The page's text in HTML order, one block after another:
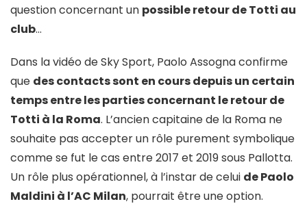
question concernant un possible retour de Totti au
club…
Dans la vidéo de Sky Sport, Paolo Assogna confirme
que des contacts sont en cours depuis un certain
temps entre les parties concernant le retour de
Totti à la Roma. L’ancien capitaine de la Roma ne
souhaite pas accepter un rôle purement symbolique
comme se fut le cas entre 2017 et 2019 sous Pallotta.
Un rôle plus opérationnel, à l’instar de celui de Paolo
Maldini à l’AC Milan, pourrait être une option.